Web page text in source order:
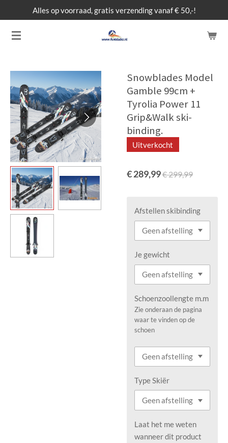
direct
naar
Alles op voorraad, gratis verzending vanaf € 50,-!
Snowblades Model
Gamble 99cm +
Tyrolia Power 11
Grip&Walk ski-
binding.
Uitverkocht
€ 289,99€ 299,99
Afstellen skibinding
Je gewicht
Schoenzoollengte m.m
Zie onderaan de pagina
waar te vinden op de
schoen
Type Skiër
Laat het me weten
wanneer dit product